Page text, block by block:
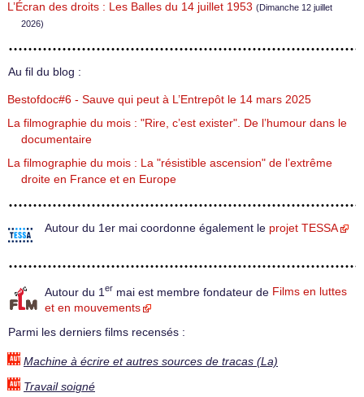
L’Écran des droits : Les Balles du 14 juillet 1953 (Dimanche 12 juillet
2026)
Au fil du blog :
Bestofdoc#6 - Sauve qui peut à L’Entrepôt le 14 mars 2025
La filmographie du mois : "Rire, c’est exister". De l’humour dans le
documentaire
La filmographie du mois : La "résistible ascension" de l’extrême
droite en France et en Europe
Autour du 1er mai coordonne également le projet TESSA
Autour du 1 er mai est membre fondateur de Films en luttes
et en mouvements
Parmi les derniers films recensés :
Machine à écrire et autres sources de tracas (La)
Travail soigné